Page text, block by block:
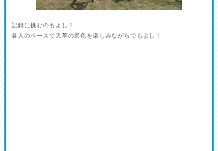
記録に挑むのもよし！
各人のペースで天草の景色を楽しみながらでもよし！